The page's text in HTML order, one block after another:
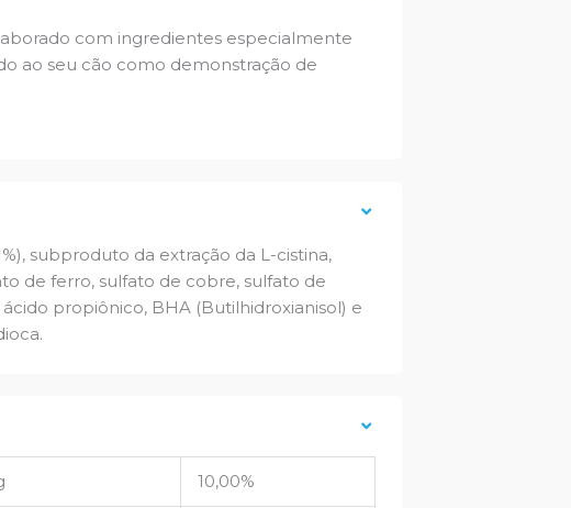
com ingredientes especialmente
ao seu cão como demonstração de
subproduto da extração da L-cistina,
de ferro, sulfato de cobre, sulfato de
propiônico, BHA (Butilhidroxianisol) e
10,00%